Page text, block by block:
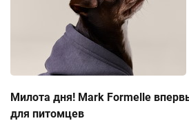
Милота дня! Mark Formelle
для питомцев